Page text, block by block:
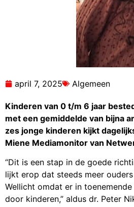
april 7, 2025 Algemeen
Kinderen van 0 t/m 6 jaar
met een gemiddelde van bijna
zes jonge kinderen kijkt
Miene Mediamonitor van
“Dit is een stap in de goede
lijkt erop dat steeds meer
Wellicht omdat er in
door kinderen,” aldus dr. Peter